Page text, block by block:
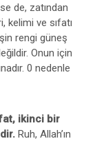
de, zatından
kelimi ve sıfatı
rengi güneş
Onun için
0 nedenle
ikinci bir
Ruh, Allah’ın